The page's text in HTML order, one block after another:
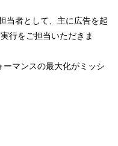
当者として、主に広告を起
行をご担当いただきま
マンスの最大化がミッシ